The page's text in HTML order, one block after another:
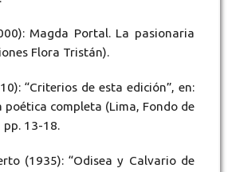
Magda Portal. La pasionaria
Flora Tristán).
“Criterios de esta edición”, en:
poética completa (Lima, Fondo de
pp. 13-18.
(1935): “Odisea y Calvario de